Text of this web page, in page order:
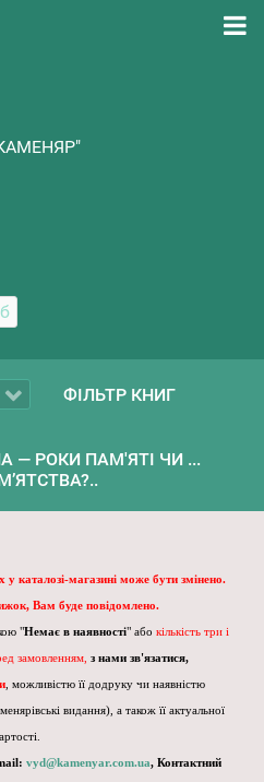
ФІЛЬТР КНИГ
— РОКИ ПАМ'ЯТІ ЧИ ...
каталозі-магазині може бути змінено.
Вам буде повідомлено.
"Немає в наявності" або кількість три і
замовленням, з нами зв'язатися,
, можливістю її додруку чи наявністю
видання), а також її актуальної
vyd@kamenyar.com.ua, Контактний